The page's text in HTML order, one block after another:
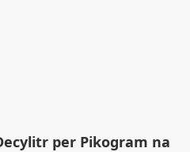
per Pikogram na